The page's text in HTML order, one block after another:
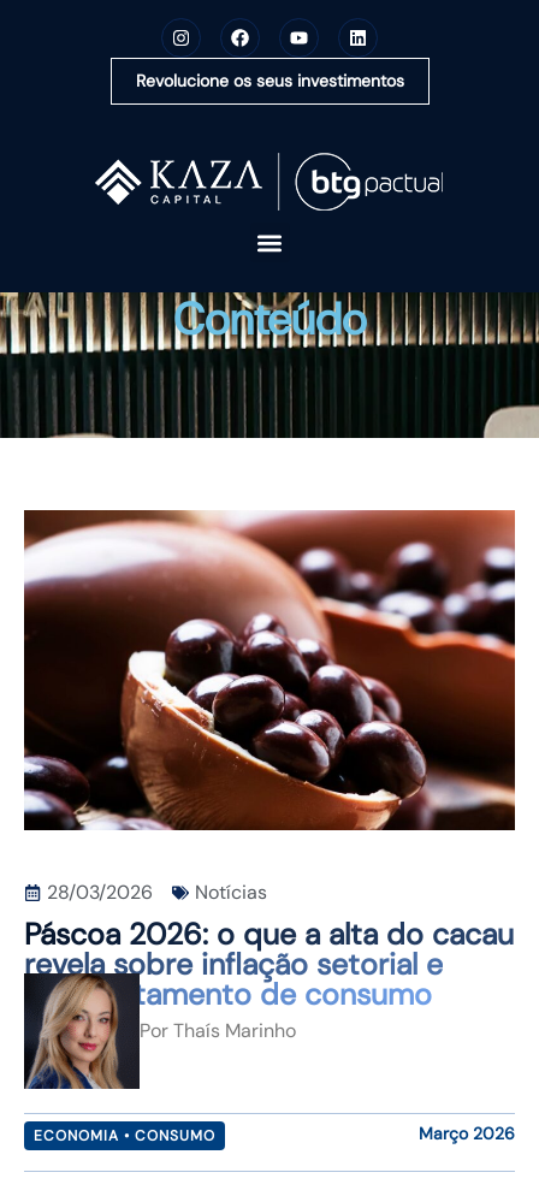
Revolucione os seus investimentos
A KAZA CAPITAL
SOLUÇÕES
MONTE SUA CARTEIRA
CONTEÚDOS
CONTATO
Conteúdo
28/03/2026 Notícias
Páscoa 2026: o que a alta do cacau
revela sobre inflação setorial e
comportamento de consumo
PorThaís Marinho
ECONOMIA • CONSUMO Março 2026